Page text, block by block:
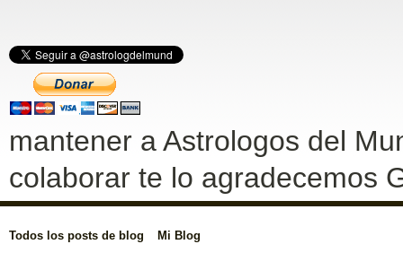
mantener a Astrologos del
colaborar te lo agradecemos
Todos los posts de blog Mi Blog